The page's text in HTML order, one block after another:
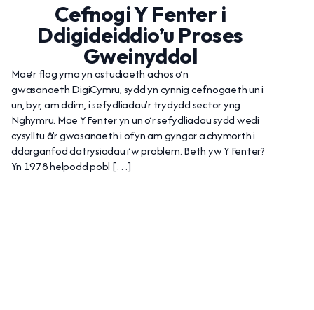
Cefnogi Y Fenter i
Ddigideiddio’u Proses
Gweinyddol
Mae’r flog yma yn astudiaeth achos o’n
gwasanaeth DigiCymru, sydd yn cynnig cefnogaeth un i
un, byr, am ddim, i sefydliadau’r trydydd sector yng
Nghymru. Mae Y Fenter yn un o’r sefydliadau sydd wedi
cysylltu â’r gwasanaeth i ofyn am gyngor a chymorth i
ddarganfod datrysiadau i’w problem. Beth yw Y Fenter?
Yn 1978 helpodd pobl […]